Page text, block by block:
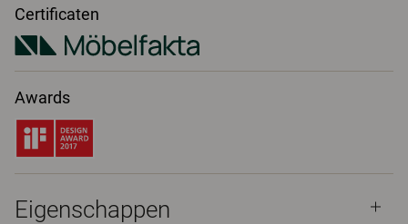
Certificaten
Awards
Eigenschappen